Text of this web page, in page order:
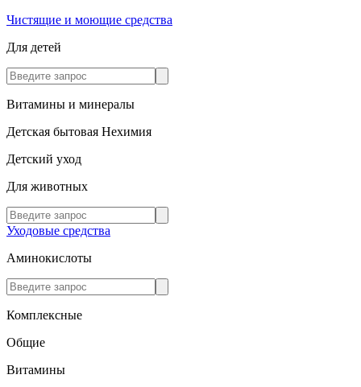
Чистящие и моющие средства
Для детей
Витамины и минералы
Детская бытовая Нехимия
Детский уход
Для животных
Уходовые средства
Аминокислоты
Комплексные
Общие
Витамины